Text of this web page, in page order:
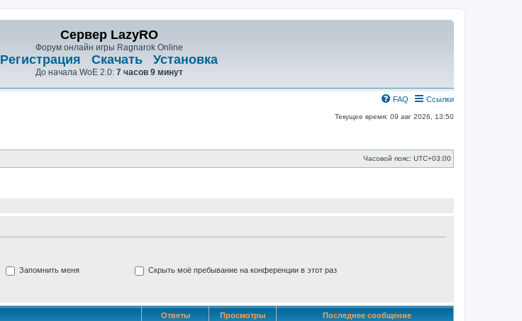
Сервер LazyRO
Форум онлайн игры Ragnarok Online
Регистрация Скачать Установка
До начала WoE 2.0: 7 часов 9 минут
Ссылки
FAQ
Текущее время: 09 авг 2026, 13:50
Часовой пояс: UTC+03:00
Запомнить меня Скрыть моё пребывание на конференции в этот раз
Ответы Просмотры Последнее сообщение